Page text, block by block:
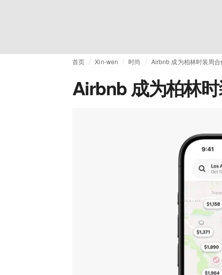
首页 Xin-wen 时尚 Airbnb 成为柏林时装周
Airbnb 成为柏林